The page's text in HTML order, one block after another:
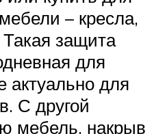
– кресла,
защита
для
для
С другой
мебель, накрыв